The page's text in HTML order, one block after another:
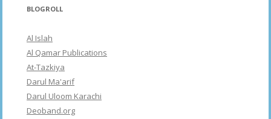
BLOGROLL
Al Islah
Al Qamar Publications
At-Tazkiya
Darul Ma'arif
Darul Uloom Karachi
Deoband.org